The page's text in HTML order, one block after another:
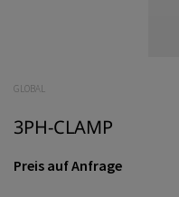
GLOBAL
3PH-CLAMP
Preis auf Anfrage